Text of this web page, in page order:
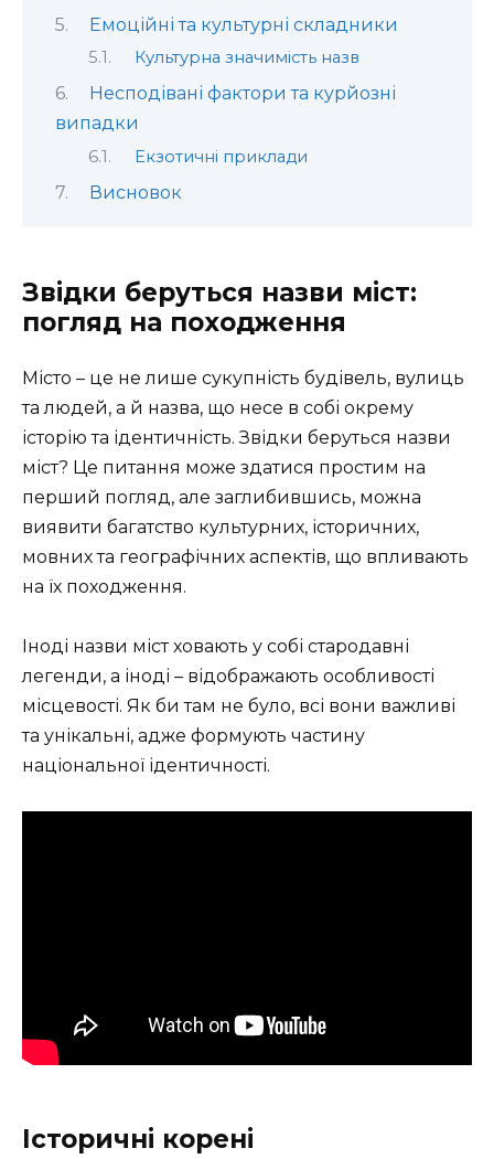
Емоційні та культурні складники
Культурна значимість назв
Несподівані фактори та курйозні
випадки
Екзотичні приклади
Висновок
Звідки беруться назви міст:
погляд на походження
Місто – це не лише сукупність будівель, вулиць
та людей, а й назва, що несе в собі окрему
історію та ідентичність. Звідки беруться назви
міст? Це питання може здатися простим на
перший погляд, але заглибившись, можна
виявити багатство культурних, історичних,
мовних та географічних аспектів, що впливають
на їх походження.
Іноді назви міст ховають у собі стародавні
легенди, а іноді – відображають особливості
місцевості. Як би там не було, всі вони важливі
та унікальні, адже формують частину
національної ідентичності.
Історичні корені